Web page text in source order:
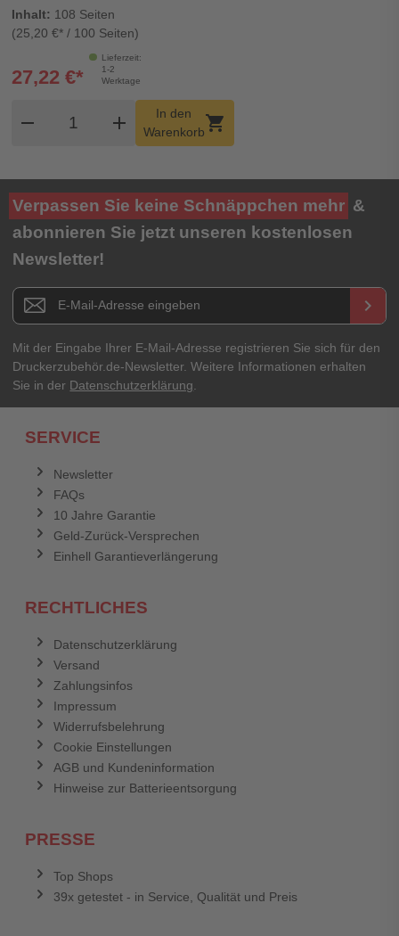
Inhalt: 108 Seiten
(25,20 €* / 100 Seiten)
Lieferzeit:
1-2
Werktage
27,22 €*
remove
Produkt Warenkorb Menge
add
In den
Warenkorbshopping_cart
Verpassen Sie keine Schnäppchen mehr &
abonnieren Sie jetzt unseren kostenlosen
Newsletter!
Newsletter E-Mail Adresse keyboard_arrow_right
Mit der Eingabe Ihrer E-Mail-Adresse registrieren Sie sich für den
Druckerzubehör.de-Newsletter. Weitere Informationen erhalten
Sie in der Datenschutzerklärung
SERVICE
Newsletter
FAQs
10 Jahre Garantie
Geld-Zurück-Versprechen
Einhell Garantieverlängerung
RECHTLICHES
Datenschutzerklärung
Versand
Zahlungsinfos
Impressum
Widerrufsbelehrung
Cookie Einstellungen
AGB und Kundeninformation
Hinweise zur Batterieentsorgung
PRESSE
Top Shops
39x getestet - in Service, Qualität und Preis